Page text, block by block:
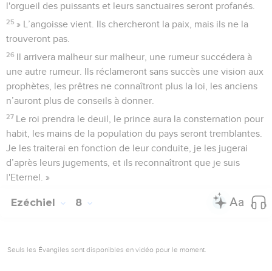
l'orgueil des puissants et leurs sanctuaires seront profanés.
25 » L’angoisse vient. Ils chercheront la paix, mais ils ne la
trouveront pas.
26 Il arrivera malheur sur malheur, une rumeur succédera à
une autre rumeur. Ils réclameront sans succès une vision aux
prophètes, les prêtres ne connaîtront plus la loi, les anciens
n’auront plus de conseils à donner.
27 Le roi prendra le deuil, le prince aura la consternation pour
habit, les mains de la population du pays seront tremblantes.
Je les traiterai en fonction de leur conduite, je les jugerai
d’après leurs jugements, et ils reconnaîtront que je suis
l'Eternel. »
Ezéchiel 8
Seuls les Évangiles sont disponibles en vidéo pour le moment.